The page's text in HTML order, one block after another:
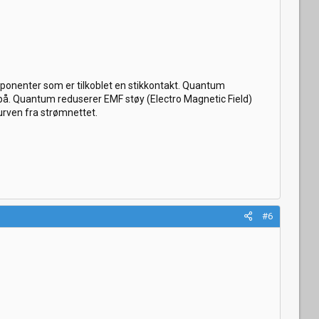
som er tilkoblet en stikkontakt. Quantum
Quantum reduserer EMF støy (Electro Magnetic Field)
fra strømnettet.
#6